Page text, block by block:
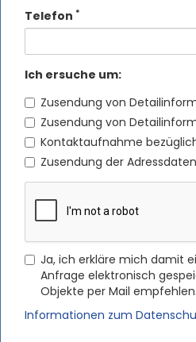
Telefon *
Ich ersuche um:
Zusendung von
Zusendung von
Kontaktaufnahme
Zusendung der
Ja, ich erkläre mich damit
Anfrage elektronisch
Objekte per Mail
Informationen zum